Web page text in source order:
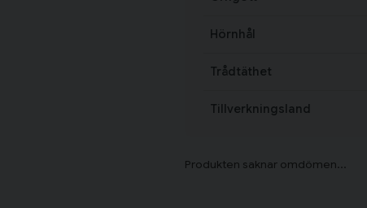
Hörnhål
Trådtäthet
Tillverkningsland